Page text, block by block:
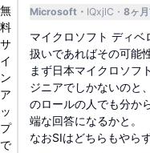
無
料
サ
イ
ン
ア
ッ
プ
で
Microsoft IQxjlC 8ヶ
マイクロソフト ディ
扱いであればその可能
まず日本マイクロソフ
ジニアでしかないのと
のロールの人でも分か
端な回答になるかと。
なおSIはどちらもやら